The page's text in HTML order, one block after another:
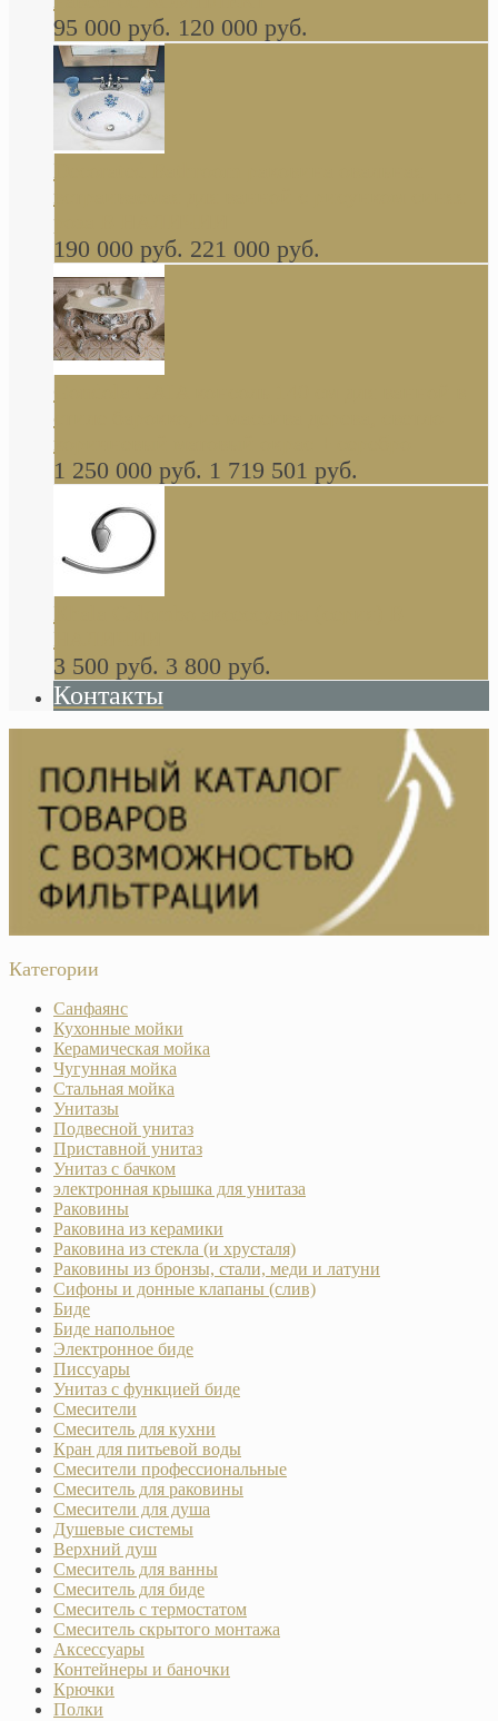
95 000 руб. 120 000 руб.
Decorated Bathroom раковина овальная
встраиваемая для ванной с рисунком синяя
роза В НАЛИЧИИ
190 000 руб. 221 000 руб.
стиле барокко, из массива дерева, светло
коричневый матовый окрас + серебро
1 250 000 руб. 1 719 501 руб.
Khala Colombo аксессуары (серия) В
НАЛИЧИИ
3 500 руб. 3 800 руб.
Контакты
Категории
Санфаянс
Кухонные мойки
Керамическая мойка
Чугунная мойка
Стальная мойка
Унитазы
Подвесной унитаз
Приставной унитаз
Унитаз с бачком
электронная крышка для унитаза
Раковины
Раковина из керамики
Раковина из стекла (и хрусталя)
Раковины из бронзы, стали, меди и латуни
Сифоны и донные клапаны (слив)
Биде
Биде напольное
Электронное биде
Писсуары
Унитаз с функцией биде
Смесители
Смеситель для кухни
Кран для питьевой воды
Смесители профессиональные
Смеситель для раковины
Смесители для душа
Душевые системы
Верхний душ
Смеситель для ванны
Смеситель для биде
Смеситель с термостатом
Смеситель скрытого монтажа
Аксессуары
Контейнеры и баночки
Крючки
Полки